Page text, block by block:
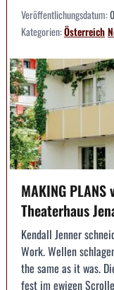
Veröffentlichungsdatum:
Kategorien:Österreich
MAKING
Theaterhaus
Kendall Jenner
Work. Wellen
the same as it was.
fest im ewigen